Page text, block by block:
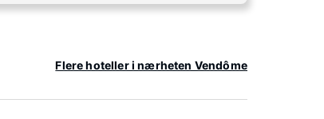
Flere hoteller i nærheten Vendôme